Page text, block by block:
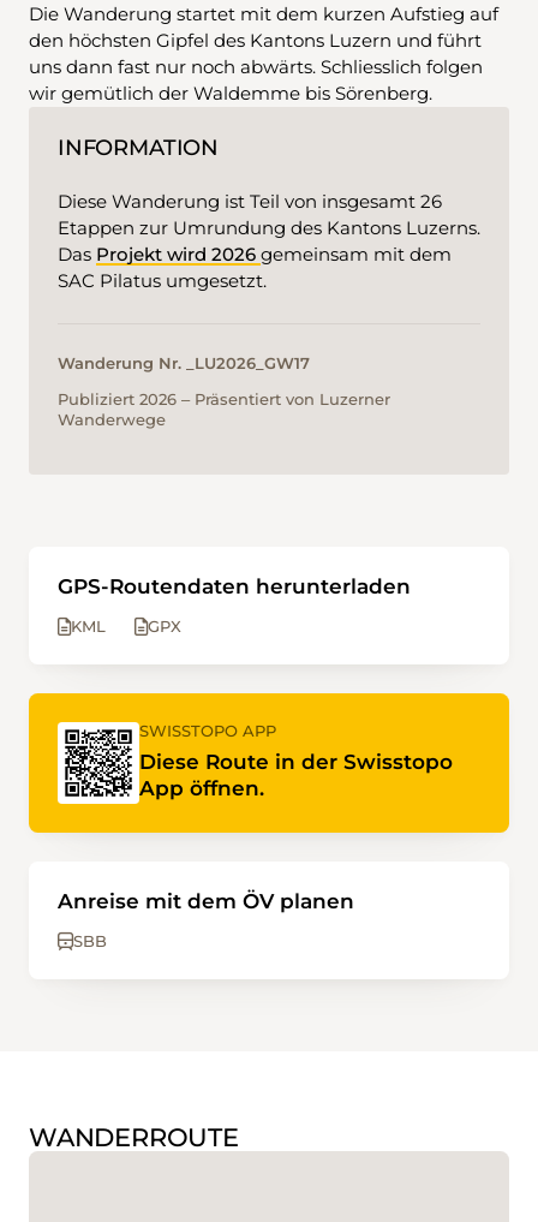
Die Wanderung startet mit dem kurzen Aufstieg auf
den höchsten Gipfel des Kantons Luzern und führt
uns dann fast nur noch abwärts. Schliesslich folgen
wir gemütlich der Waldemme bis Sörenberg.
INFORMATION
Diese Wanderung ist Teil von insgesamt 26
Etappen zur Umrundung des Kantons Luzerns.
Das Projekt wird 2026 gemeinsam mit dem
SAC Pilatus umgesetzt.
Wanderung Nr. _LU2026_GW17
Publiziert 2026 ‒ Präsentiert von Luzerner
Wanderwege
GPS-Routendaten herunterladen
KML GPX
SWISSTOPO APP
Diese Route in der Swisstopo
App öffnen.
Anreise mit dem ÖV planen
SBB
WANDERROUTE